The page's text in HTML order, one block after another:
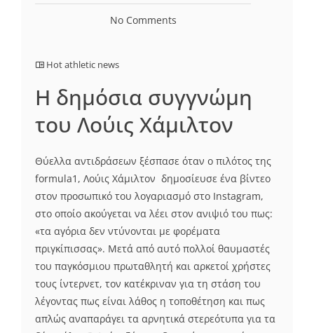
No Comments
Hot athletic news
Η δημόσια συγγνώμη
του Λούις Χάμιλτον
Θύελλα αντιδράσεων ξέσπασε όταν ο πιλότος της
formula1, Λούις Χάμιλτον δημοσίευσε ένα βίντεο
στον προσωπικό του λογαριασμό στο Instagram,
στο οποίο ακούγεται να λέει στον ανιψιό του πως:
«τα αγόρια δεν ντύνονται με φορέματα
πριγκίπισσας». Μετά από αυτό πολλοί θαυμαστές
του παγκόσμιου πρωταθλητή και αρκετοί χρήστες
τους ίντερνετ, τον κατέκριναν για τη στάση του
λέγοντας πως είναι λάθος η τοποθέτηση και πως
απλώς αναπαράγει τα αρνητικά στερεότυπα για τα